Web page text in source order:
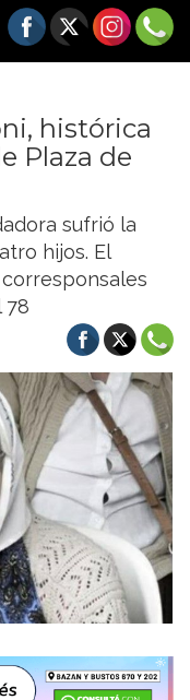
histórica
Plaza de
sufrió la
hijos. El
78